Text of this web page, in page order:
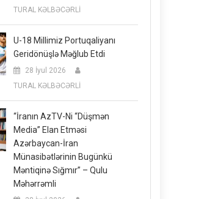
TURAL KƏLBƏCƏRLİ
U-18 Millimiz Portuqaliyanı
Geridönüşlə Məğlub Etdi
28 İyul 2026
TURAL KƏLBƏCƏRLİ
“İranın AzTV-Ni “düşmən
Media” Elan Etməsi
Azərbaycan-İran
Münasibətlərinin Bugünkü
Məntiqinə Sığmır” – Qulu
Məhərrəmli